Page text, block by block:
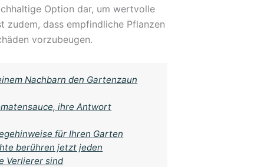
Option dar, um wertvolle
dass empfindliche Pflanzen
vorzubeugen.
Nachbarn den Gartenzaun
ihre Antwort
für Ihren Garten
berühren jetzt jeden
Verlierer sind